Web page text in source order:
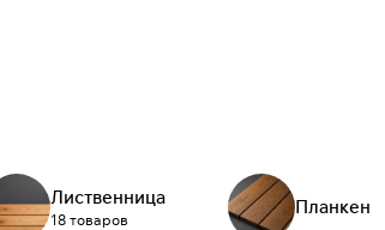
Лиственница
18 товаров
Планкен